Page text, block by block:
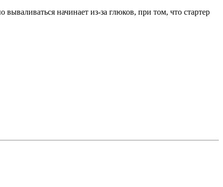
начинает из-за глюков, при том, что стартер